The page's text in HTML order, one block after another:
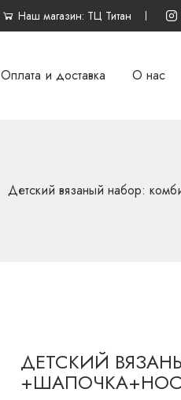
Наш магазин: ТЦ Титан
Оплата и доставка О нас
Детский вязаный набор:
ДЕТСКИЙ